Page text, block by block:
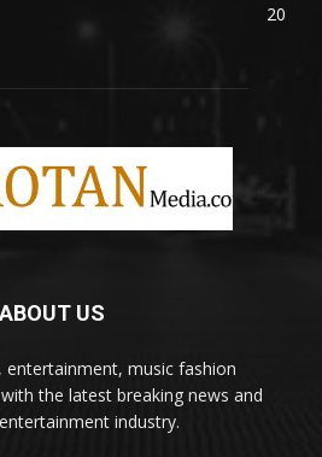
20
ABOUT US
entertainment, music fashion
the latest breaking news and
industry.